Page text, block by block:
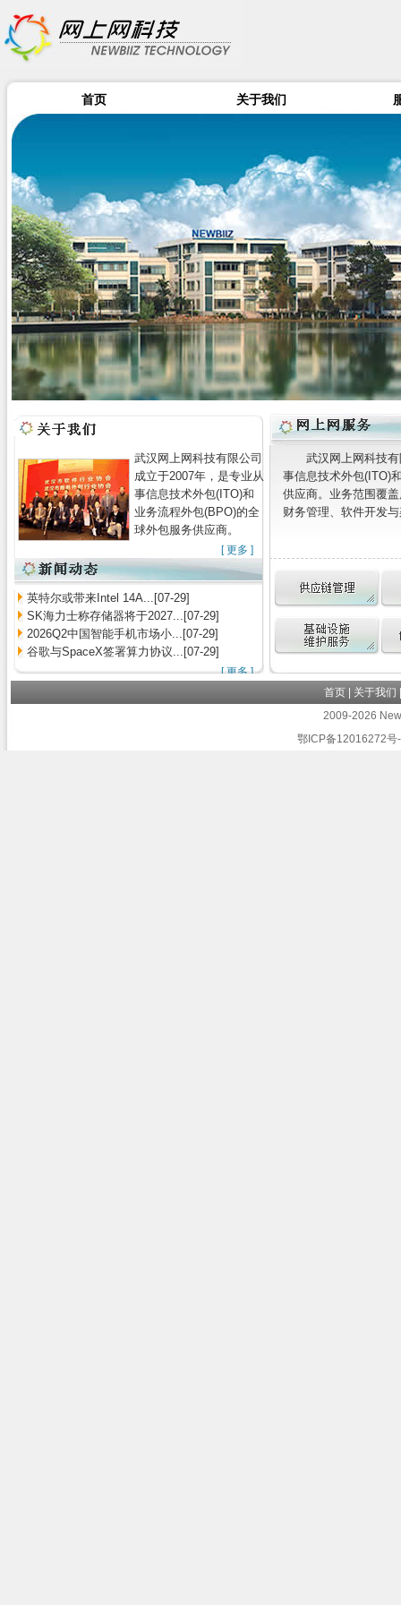
首页 关于我们
武汉网上网科技有限公司
成立于2007年，是专业从
事信息技术外包(ITO)和
业务流程外包(BPO)的全
球外包服务供应商。
[更多 ]
英特尔或带来Intel 14A...[07-29]
SK海力士称存储器将于2027...[07-29]
2026Q2中国智能手机市场小...[07-29]
谷歌与SpaceX签署算力协议...[07-29]
[更多]
武汉网上网科技
事信息技术外包(ITO)
供应商。业务范围覆
财务管理、软件开发
首页| 关于我们
2009-2026
鄂ICP备12016272